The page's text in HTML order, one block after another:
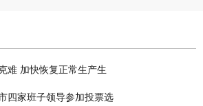
难 加快恢复正常生产生
四家班子领导参加投票选